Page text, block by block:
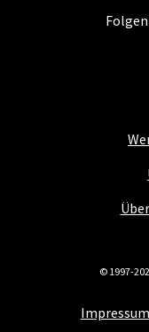
Impressum
© 1997-